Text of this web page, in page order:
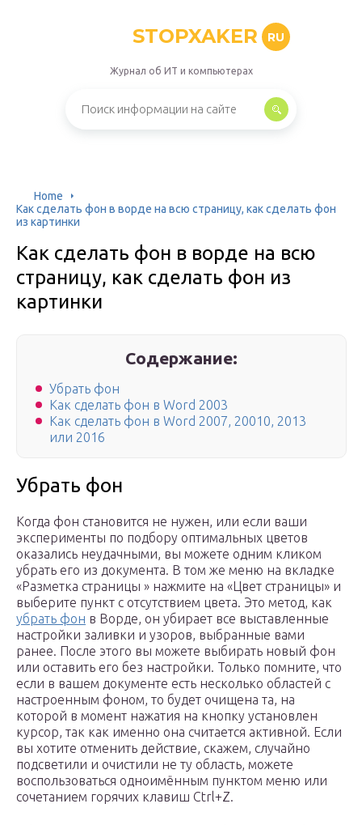
STOPXAKER RU
Журнал об ИТ и компьютерах
Home
Как сделать фон в ворде на всю страницу, как сделать фон
из картинки
Как сделать фон в ворде на всю
страницу, как сделать фон из
картинки
Содержание:
Убрать фон
Как сделать фон в Word 2003
Как сделать фон в Word 2007, 20010, 2013
или 2016
Убрать фон
Когда фон становится не нужен, или если ваши
эксперименты по подбору оптимальных цветов
оказались неудачными, вы можете одним кликом
убрать его из документа. В том же меню на вкладке
«Разметка страницы » нажмите на «Цвет страницы» и
выберите пункт с отсутствием цвета. Это метод, как
убрать фон в Ворде, он убирает все выставленные
настройки заливки и узоров, выбранные вами
ранее. После этого вы можете выбирать новый фон
или оставить его без настройки. Только помните, что
если в вашем документе есть несколько областей с
настроенным фоном, то будет очищена та, на
которой в момент нажатия на кнопку установлен
курсор, так как именно она считается активной. Если
вы хотите отменить действие, скажем, случайно
подсветили и очистили не ту область, можете
воспользоваться одноимённым пунктом меню или
сочетанием горячих клавиш Ctrl+Z.